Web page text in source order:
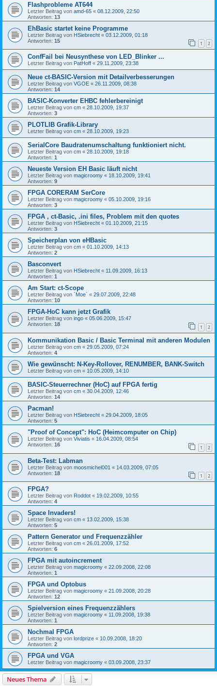
Flashprobleme AT644
Letzter Beitrag von amd-65 « 08.12.2009, 22:50
Antworten: 13
EhBasic startet keine Programme
Letzter Beitrag von HSiebrecht « 03.12.2009, 01:18
Antworten: 15 1 2
ConfFail bei Neusynthese von LED_Blinker ...
Letzter Beitrag von PatHoff « 29.11.2009, 23:38
Neue ct-BASIC-Version mit Detailverbesserungen
Letzter Beitrag von VGOE « 26.11.2009, 08:38
Antworten: 14
BASIC-Konverter EHBC fehlerbereinigt
Letzter Beitrag von cm « 28.10.2009, 19:37
Antworten: 3
PLOTLIB Grafik-Library
Letzter Beitrag von cm « 28.10.2009, 19:23
SerialCore Baudratenumschaltung funktioniert nicht.
Letzter Beitrag von cm « 28.10.2009, 19:18
Antworten: 1
Neueste Version EH Basic läuft nicht
Letzter Beitrag von magicroomy « 18.10.2009, 19:41
Antworten: 9
FPGA CORERAM SerCore
Letzter Beitrag von magicroomy « 05.10.2009, 19:16
Antworten: 3
FPGA , ct-Basic, .ini files, Problem mit den quotes
Letzter Beitrag von HSiebrecht « 01.10.2009, 21:15
Antworten: 3
Speicherplan von eHBasic
Letzter Beitrag von cm « 01.10.2009, 14:13
Antworten: 2
Basconvert
Letzter Beitrag von HSiebrecht « 11.09.2009, 16:13
Antworten: 1
Am Start: ct-Scope
Letzter Beitrag von `Moe` « 29.07.2009, 22:48
Antworten: 10
FPGA-HoC kann jetzt Grafik
Letzter Beitrag von ingo « 05.06.2009, 15:47
Antworten: 18 1 2
Kommunikation Basic / Basic Terminal mit anderen Modulen
Letzter Beitrag von cm « 29.05.2009, 07:24
Antworten: 4
Wie gewünscht: N-Key-Rollover, RENUMBER, BANK-Switch
Letzter Beitrag von cm « 10.05.2009, 14:10
BASIC-Steuerrechner (HoC) auf FPGA fertig
Letzter Beitrag von cm « 30.04.2009, 12:46
Antworten: 14
Pacman!
Letzter Beitrag von HSiebrecht « 29.04.2009, 18:05
Antworten: 5
"Proof of Concept": HoC (Heimcomputer on Chip)
Letzter Beitrag von Viviatis « 16.04.2009, 08:54
Antworten: 16 1 2
Beta-Test: Labman
Letzter Beitrag von moosmichel001 « 14.03.2009, 07:05
Antworten: 18 1 2
FPGA?
Letzter Beitrag von Roddot « 19.02.2009, 10:55
Antworten: 4
Space Invaders!
Letzter Beitrag von cm « 13.02.2009, 15:38
Antworten: 5
Pattern Generator und Frequenzzähler
Letzter Beitrag von cm « 26.01.2009, 17:52
Antworten: 6
FPGA mit autoincrement
Letzter Beitrag von magicroomy « 22.09.2008, 22:08
Antworten: 1
FPGA und Optobus
Letzter Beitrag von magicroomy « 21.09.2008, 20:28
Antworten: 12
Spielversion eines Frequenzzählers
Letzter Beitrag von magicroomy « 11.09.2008, 19:38
Antworten: 1
Nochmal FPGA
Letzter Beitrag von lordprize « 10.09.2008, 18:20
Antworten: 2
FPGA und VGA
Letzter Beitrag von magicroomy « 03.09.2008, 23:37
Neues Thema